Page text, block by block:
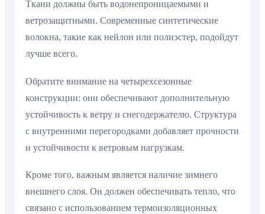
Ткани должны быть водонепроницаемыми и
ветрозащитными. Современные синтетические
волокна, такие как нейлон или полиэстер, подойдут
лучше всего.
Обратите внимание на четырехсезонные
конструкции: они обеспечивают дополнительную
устойчивость к ветру и снегодержателю. Структура
с внутренними перегородками добавляет прочности
и устойчивости к ветровым нагрузкам.
Кроме того, важным является наличие зимнего
внешнего слоя. Он должен обеспечивать тепло, что
связано с использованием термоизоляционных